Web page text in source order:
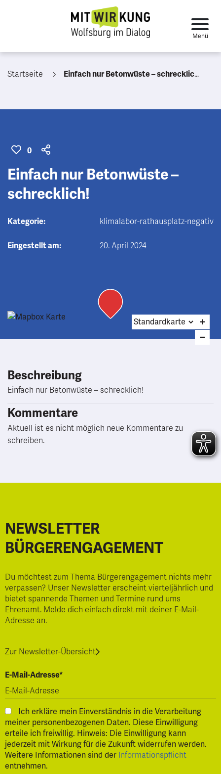
Startseite Einfach nur Betonwüste – schrecklich!
0
Einfach nur Betonwüste –
schrecklich!
Kategorie: klimalabor-rathausplatz-negativ
Eingestellt am: 20. April 2024
Beschreibung
Einfach nur Betonwüste – schrecklich!
Kommentare
Aktuell ist es nicht möglich neue Kommentare zu
schreiben.
NEWSLETTER
BÜRGERENGAGEMENT
Du möchtest zum Thema Bürgerengagement nichts mehr
verpassen? Unser Newsletter erscheint vierteljährlich und
bietet spannende Themen und Termine rund ums
Ehrenamt. Melde dich einfach direkt mit deiner E-Mail-
Adresse an.
Zur Newsletter-Übersicht
E-Mail-Adresse*
Ich erkläre mein Einverständnis in die Verarbeitung
meiner personenbezogenen Daten. Diese Einwilligung
erteile ich freiwillig. Hinweis: Die Einwilligung kann
jederzeit mit Wirkung für die Zukunft widerrufen werden.
Weitere Informationen sind der Informationspflicht
entnehmen.